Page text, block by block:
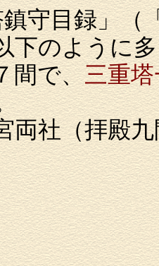
守目録」（
のように多
間で、三重
社（拝殿